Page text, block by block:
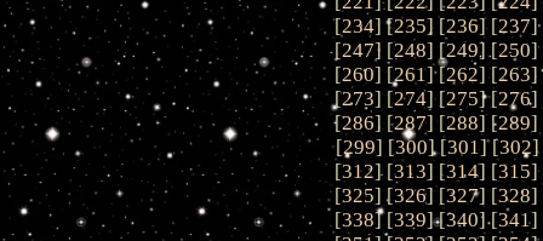
[234] [235] [236] [237]
[247] [248] [249] [250]
[260] [261] [262] [263]
[273] [274] [275] [276]
[286] [287] [288] [289]
[299] [300] [301] [302]
[312] [313] [314] [315]
[325] [326] [327] [328]
[338] [339] [340] [341]